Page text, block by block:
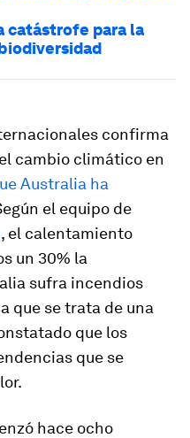
catástrofe para la
confirma
cambio climático en
Australia ha
el equipo de
, el calentamiento
un 30% la
sufra incendios
que se trata de una
que los
que se
hace ocho